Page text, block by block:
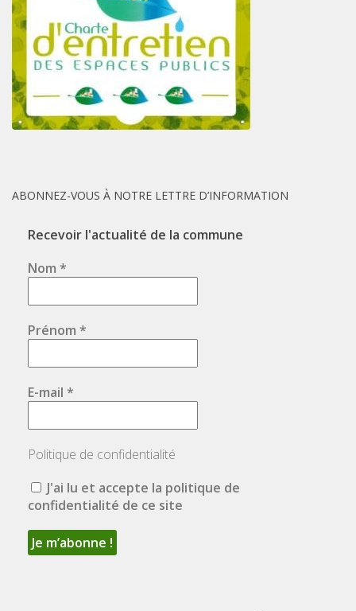
ABONNEZ-VOUS À NOTRE LETTRE D’INFORMATION
Recevoir l'actualité de la commune
Nom *
Prénom *
E-mail *
Politique de confidentialité
J'ai lu et accepte la politique de
confidentialité de ce site